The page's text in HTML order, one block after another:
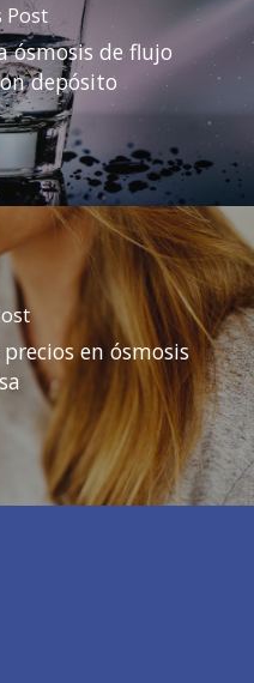
Post
ósmosis de flujo
depósito
en ósmosis